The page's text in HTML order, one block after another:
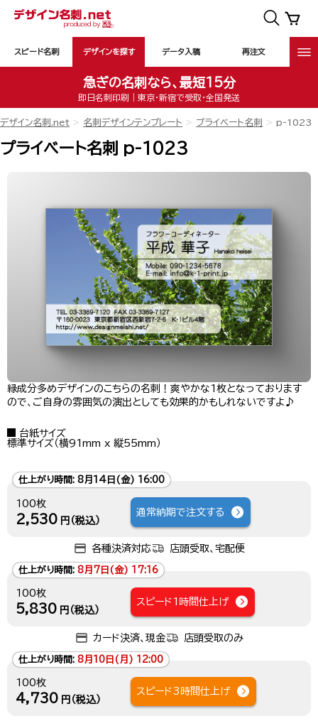
スピード名刺 デザインを探す データ入稿 再注文
急ぎの名刺なら、最短15分
即日名刺印刷｜東京・新宿で受取・全国発送
デザイン名刺.net 名刺デザインテンプレート プライベート名刺 p-1023
プライベート名刺 p-1023
緑成分多めデザインのこちらの名刺！爽やかな1枚となっております
ので、ご自身の雰囲気の演出としても効果的かもしれないですよ♪
台紙サイズ
標準サイズ（横91mm x 縦55mm）
仕上がり時間: 8月14日(金) 16:00
100枚
2,530 円（税込）
通常納期で注文する
各種決済対応 店頭受取、宅配便
仕上がり時間: 8月7日(金) 17:16
100枚
5,830 円（税込）
スピード1時間仕上げ
カード決済、現金 店頭受取のみ
仕上がり時間: 8月10日(月) 12:00
100枚
4,730 円（税込）
スピード3時間仕上げ